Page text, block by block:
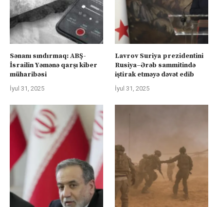
Sənanı sındırmaq: ABŞ-
İsrailin Yəmənə qarşı kiber
müharibəsi
İyul 31, 2025
Lavrov Suriya prezidentini
Rusiya–Ərəb sammitində
iştirak etməyə dəvət edib
İyul 31, 2025